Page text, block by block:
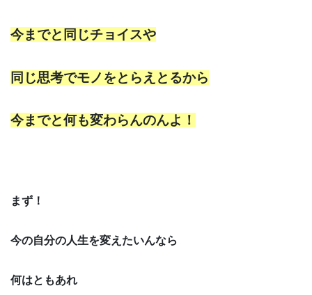
今までと同じチョイスや
同じ思考でモノをとらえとるから
今までと何も変わらんのんよ！
まず！
今の自分の人生を変えたいんなら
何はともあれ